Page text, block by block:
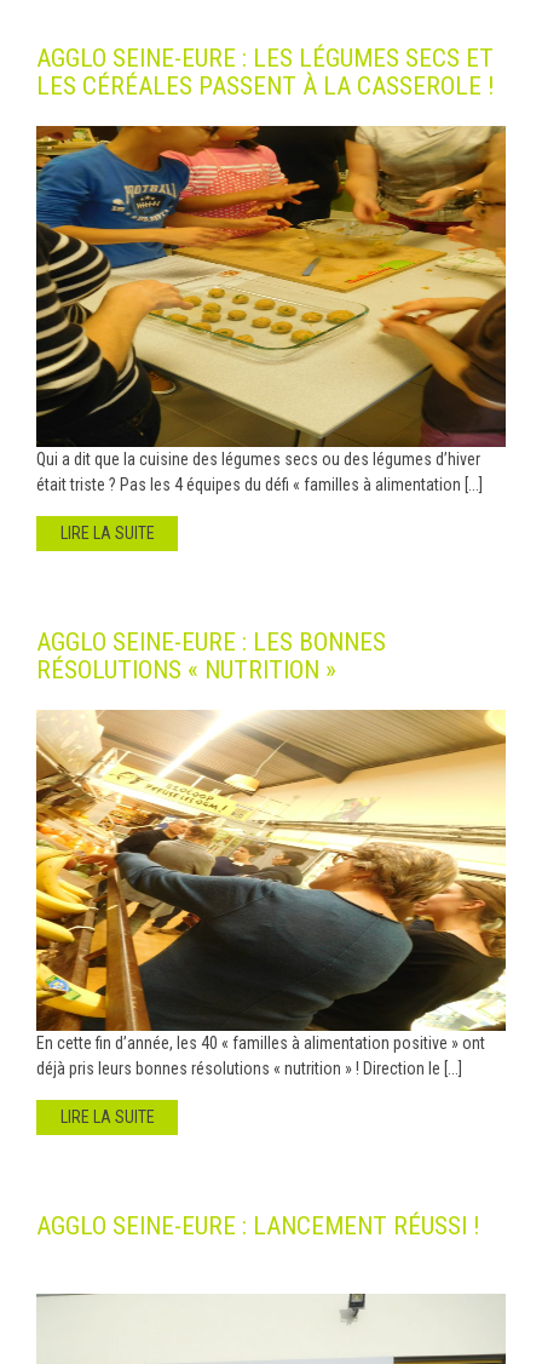
AGGLO SEINE-EURE : LES LÉGUMES SECS ET
LES CÉRÉALES PASSENT À LA CASSEROLE !
Qui a dit que la cuisine des légumes secs ou des légumes d’hiver
était triste ? Pas les 4 équipes du défi « familles à alimentation [...]
LIRE LA SUITE
AGGLO SEINE-EURE : LES BONNES
RÉSOLUTIONS « NUTRITION »
En cette fin d’année, les 40 « familles à alimentation positive » ont
déjà pris leurs bonnes résolutions « nutrition » ! Direction le [...]
LIRE LA SUITE
AGGLO SEINE-EURE : LANCEMENT RÉUSSI !